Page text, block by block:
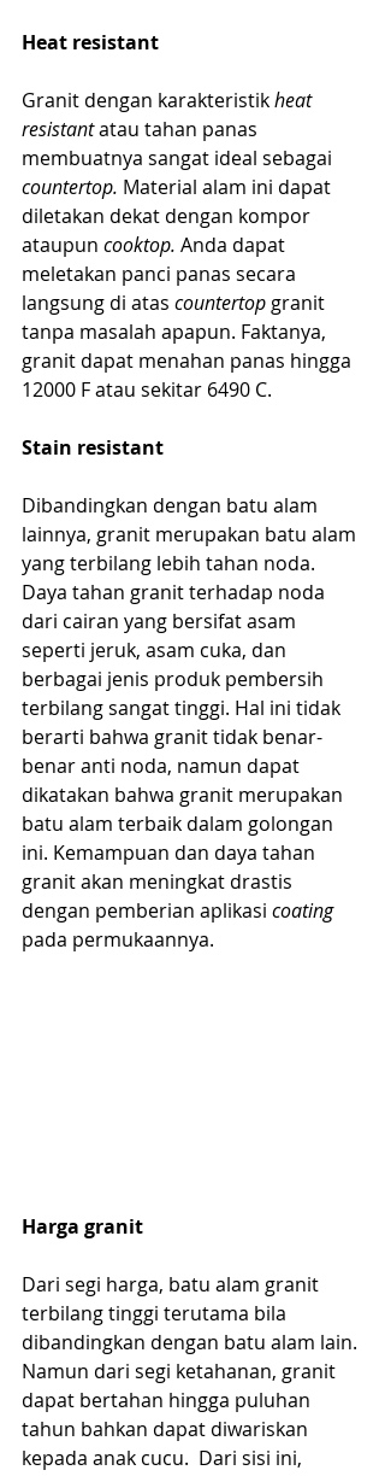
Heat resistant
Granit dengan karakteristik heat
resistant atau tahan panas
membuatnya sangat ideal sebagai
countertop. Material alam ini dapat
diletakan dekat dengan kompor
ataupun cooktop. Anda dapat
meletakan panci panas secara
langsung di atas countertop granit
tanpa masalah apapun. Faktanya,
granit dapat menahan panas hingga
12000 F atau sekitar 6490 C.
Stain resistant
Dibandingkan dengan batu alam
lainnya, granit merupakan batu alam
yang terbilang lebih tahan noda.
Daya tahan granit terhadap noda
dari cairan yang bersifat asam
seperti jeruk, asam cuka, dan
berbagai jenis produk pembersih
terbilang sangat tinggi. Hal ini tidak
berarti bahwa granit tidak benar-
benar anti noda, namun dapat
dikatakan bahwa granit merupakan
batu alam terbaik dalam golongan
ini. Kemampuan dan daya tahan
granit akan meningkat drastis
dengan pemberian aplikasi coating
pada permukaannya.
Harga granit
Dari segi harga, batu alam granit
terbilang tinggi terutama bila
dibandingkan dengan batu alam lain.
Namun dari segi ketahanan, granit
dapat bertahan hingga puluhan
tahun bahkan dapat diwariskan
kepada anak cucu.  Dari sisi ini,